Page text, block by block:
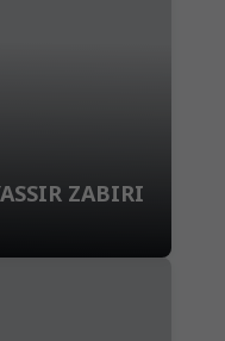
ZABIRI